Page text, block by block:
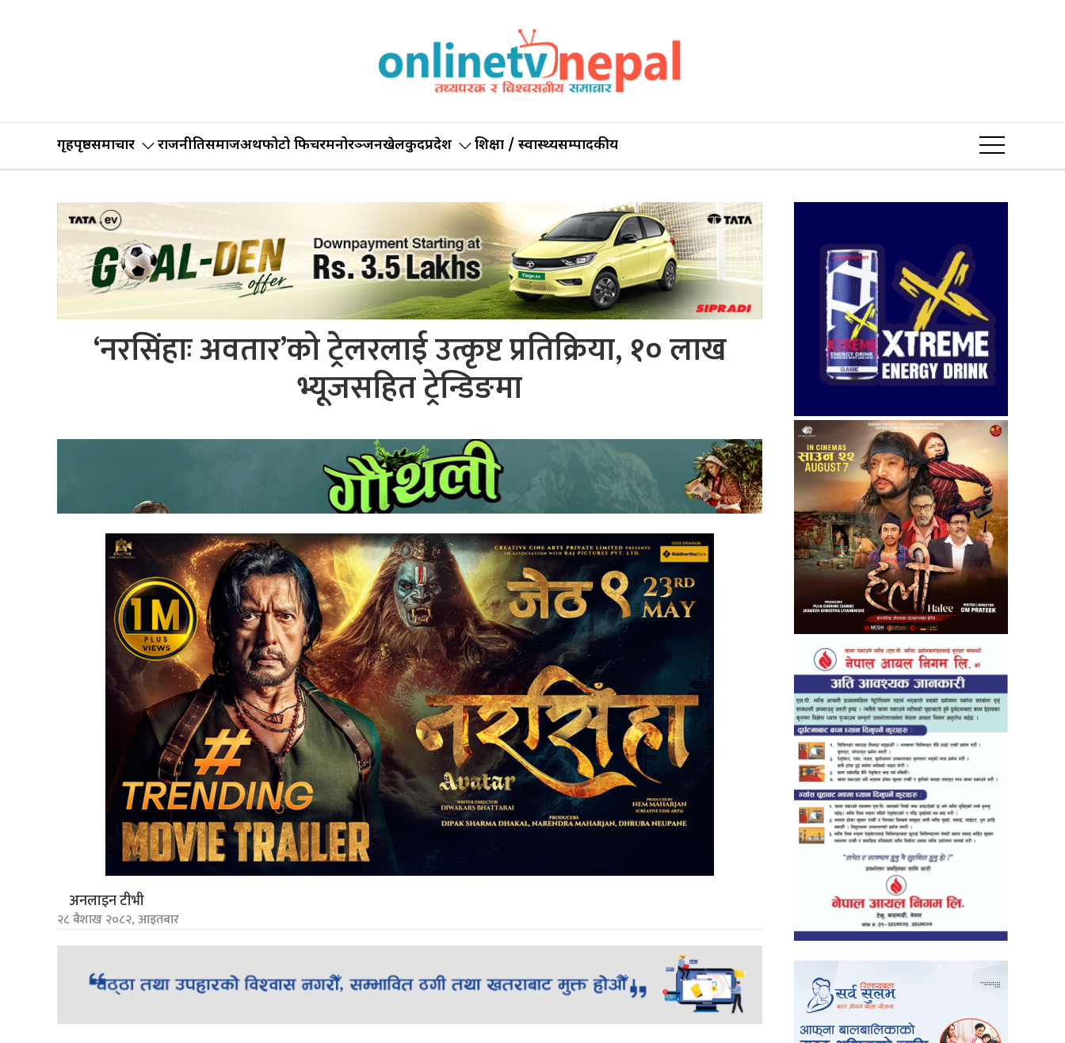
गृहपृष्ठसमाचार राजनीतिसमाजअर्थफोटो फिचरमनोरञ्जनखेलकुदप्रदेश शिक्षा / स्वास्थ्यसम्पादकीय
‘नरसिंहाः अवतार’को ट्रेलरलाई उत्कृष्ट प्रतिक्रिया, १० लाख
भ्यूजसहित ट्रेन्डिङमा
अनलाइन टीभी
२८ बैशाख २०८२, आइतबार